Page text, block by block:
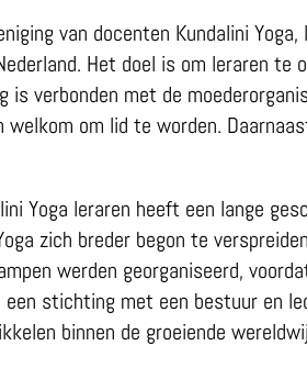
van docenten Kundalini
Het doel is om leraren
is verbonden met de
om lid te worden.
Yoga leraren heeft een lange
zich breder begon te
werden georganiseerd,
een stichting met een bestuur en
binnen de groeiende